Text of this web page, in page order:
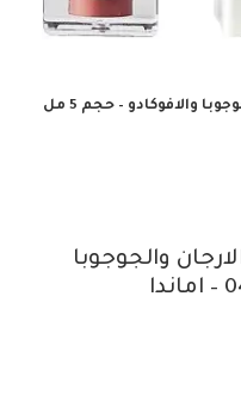
زيت ترطيب الشفاه بزيت الارجان والجوجوبا والافوكادو – حجم 5 مل
والجوجوبا